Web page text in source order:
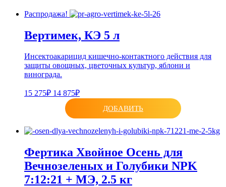
Распродажа!
Вертимек, КЭ 5 л
Инсектоакарицид кишечно-контактного действия для
защиты овощных, цветочных культур, яблони и
винограда.
15 275₽ 14 875₽
ДОБАВИТЬ
Фертика Хвойное Осень для
Вечнозеленых и Голубики NPK
7:12:21 + МЭ, 2.5 кг